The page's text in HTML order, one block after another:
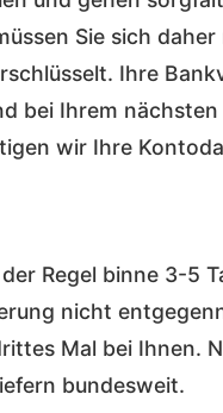
Sie sich
Ihre
bei Ihrem
wir Ihre
Regel binne 3-5
nicht
Mal bei Ihnen.
bundesweit.